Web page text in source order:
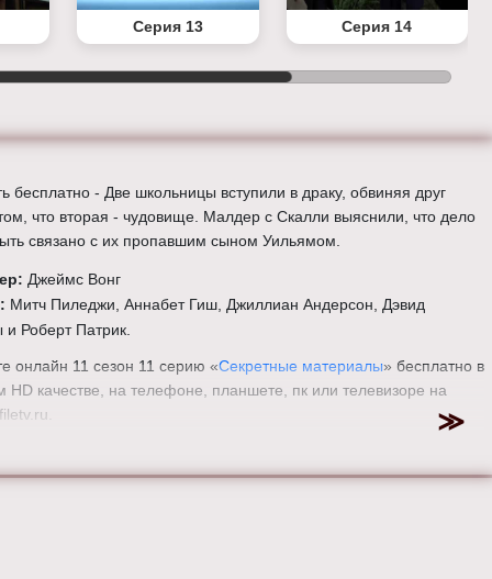
Серия 13 Серия 14
бесплатно - Две школьницы вступили в драку, обвиняя друг
что вторая - чудовище. Малдер с Скалли выяснили, что дело
связано с их пропавшим сыном Уильямом.
Джеймс Вонг
Митч Пиледжи, Аннабет Гиш, Джиллиан Андерсон, Дэвид
и Роберт Патрик.
онлайн 11 сезон 11 серию «Секретные материалы» бесплатно в
HD качестве, на телефоне, планшете, пк или телевизоре на